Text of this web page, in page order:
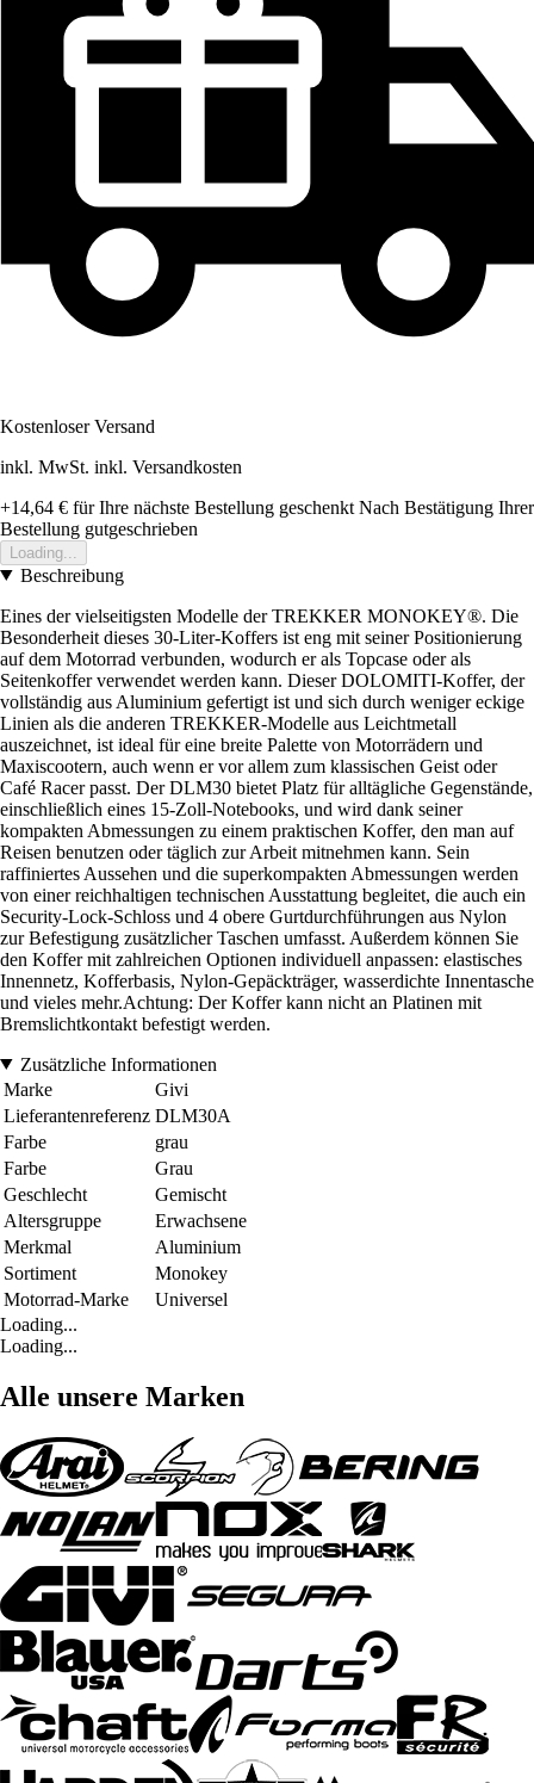
Kostenloser Versand
inkl. MwSt. inkl. Versandkosten
+14,64 € für Ihre nächste Bestellung geschenkt Nach Bestätigung Ihrer
Bestellung gutgeschrieben
Loading...
Beschreibung
Eines der vielseitigsten Modelle der TREKKER MONOKEY®. Die
Besonderheit dieses 30-Liter-Koffers ist eng mit seiner Positionierung
auf dem Motorrad verbunden, wodurch er als Topcase oder als
Seitenkoffer verwendet werden kann. Dieser DOLOMITI-Koffer, der
vollständig aus Aluminium gefertigt ist und sich durch weniger eckige
Linien als die anderen TREKKER-Modelle aus Leichtmetall
auszeichnet, ist ideal für eine breite Palette von Motorrädern und
Maxiscootern, auch wenn er vor allem zum klassischen Geist oder
Café Racer passt. Der DLM30 bietet Platz für alltägliche Gegenstände,
einschließlich eines 15-Zoll-Notebooks, und wird dank seiner
kompakten Abmessungen zu einem praktischen Koffer, den man auf
Reisen benutzen oder täglich zur Arbeit mitnehmen kann. Sein
raffiniertes Aussehen und die superkompakten Abmessungen werden
von einer reichhaltigen technischen Ausstattung begleitet, die auch ein
Security-Lock-Schloss und 4 obere Gurtdurchführungen aus Nylon
zur Befestigung zusätzlicher Taschen umfasst. Außerdem können Sie
den Koffer mit zahlreichen Optionen individuell anpassen: elastisches
Innennetz, Kofferbasis, Nylon-Gepäckträger, wasserdichte Innentasche
und vieles mehr.Achtung: Der Koffer kann nicht an Platinen mit
Bremslichtkontakt befestigt werden.
Zusätzliche Informationen
Marke
Givi
Lieferantenreferenz DLM30A
Farbe
grau
Farbe
Grau
Geschlecht
Gemischt
Altersgruppe
Erwachsene
Merkmal
Aluminium
Sortiment
Monokey
Motorrad-Marke
Universel
Loading...
Loading...
Alle unsere Marken